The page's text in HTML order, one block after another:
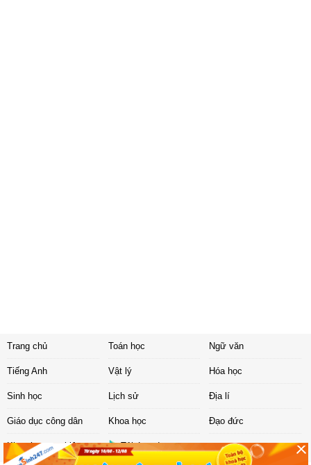
Trang chủ Toán học Ngữ văn
Tiếng Anh Vật lý Hóa học
Sinh học Lịch sử Địa lí
Giáo dục công dân Khoa học Đạo đức
Khoa học tự nhiên Tải ứng dụng